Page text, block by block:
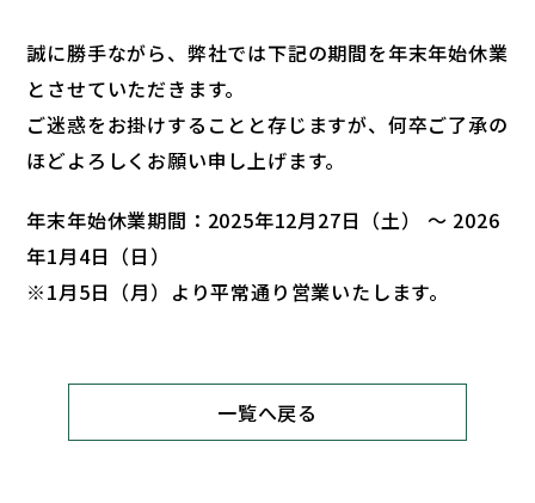
誠に勝手ながら、弊社では下記の期間を年末年始休業
とさせていただきます。
ご迷惑をお掛けすることと存じますが、何卒ご了承の
ほどよろしくお願い申し上げます。
年末年始休業期間：2025年12月27日（土） ～ 2026
年1月4日（日）
※1月5日（月）より平常通り営業いたします。
一覧へ戻る